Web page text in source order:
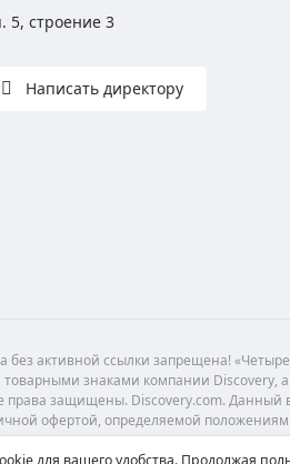
5, строение 3
Написать директору
без активной ссылки запрещена!
товарными знаками компании
права защищены. Discovery.com.
офертой, определяемой
для вашего удобства. Продолжая